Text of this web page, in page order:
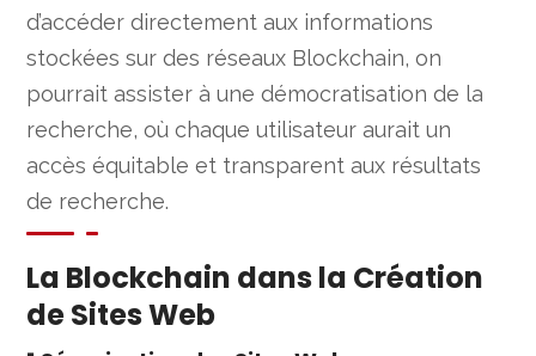
d’accéder directement aux informations
stockées sur des réseaux Blockchain, on
pourrait assister à une démocratisation de la
recherche, où chaque utilisateur aurait un
accès équitable et transparent aux résultats
de recherche.
La Blockchain dans la Création
de Sites Web